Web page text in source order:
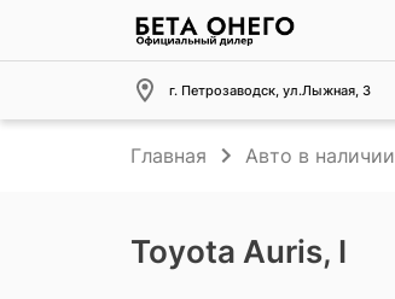
г. Петрозаводск, ул.Лыжная, 3
Главная Авто в наличии
Toyota Auris, I